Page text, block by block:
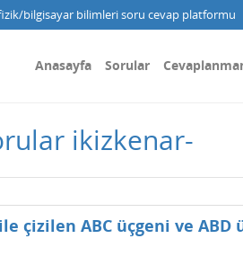
bilgisayar bilimleri soru cevap platformu
Anasayfa Sorular
ikizkenar-
çizilen ABC üçgeni ve ABD